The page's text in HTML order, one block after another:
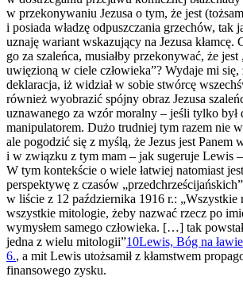
w przekonywaniu Jezusa o tym, że jest
i posiada władzę odpuszczania grzechów, tak
uznaję wariant wskazujący na Jezusa kłamcę.
go za szaleńca, musiałby przekonywać, że jest
uwięzioną w ciele człowieka”? Wydaje mi
deklaracja, iż widział w sobie stwórcę
również wyobrazić spójny obraz Jezusa
uznawanego za wzór moralny – jeśli tylko był
manipulatorem. Dużo trudniej tym razem nie
ale pogodzić się z myślą, że Jezus jest Panem
i w związku z tym mam – jak sugeruje Lewis
W tym kontekście o wiele łatwiej natomiast
perspektywę z czasów
w liście z 12 października 1916 r.: „Wszystkie
wszystkie mitologie, żeby nazwać rzecz po
wymysłem samego człowieka. […] tak
jedna z wielu mitologii”10Lewis, Bóg na
6., a mit Lewis utożsamił z kłamstwem
finansowego zysku.